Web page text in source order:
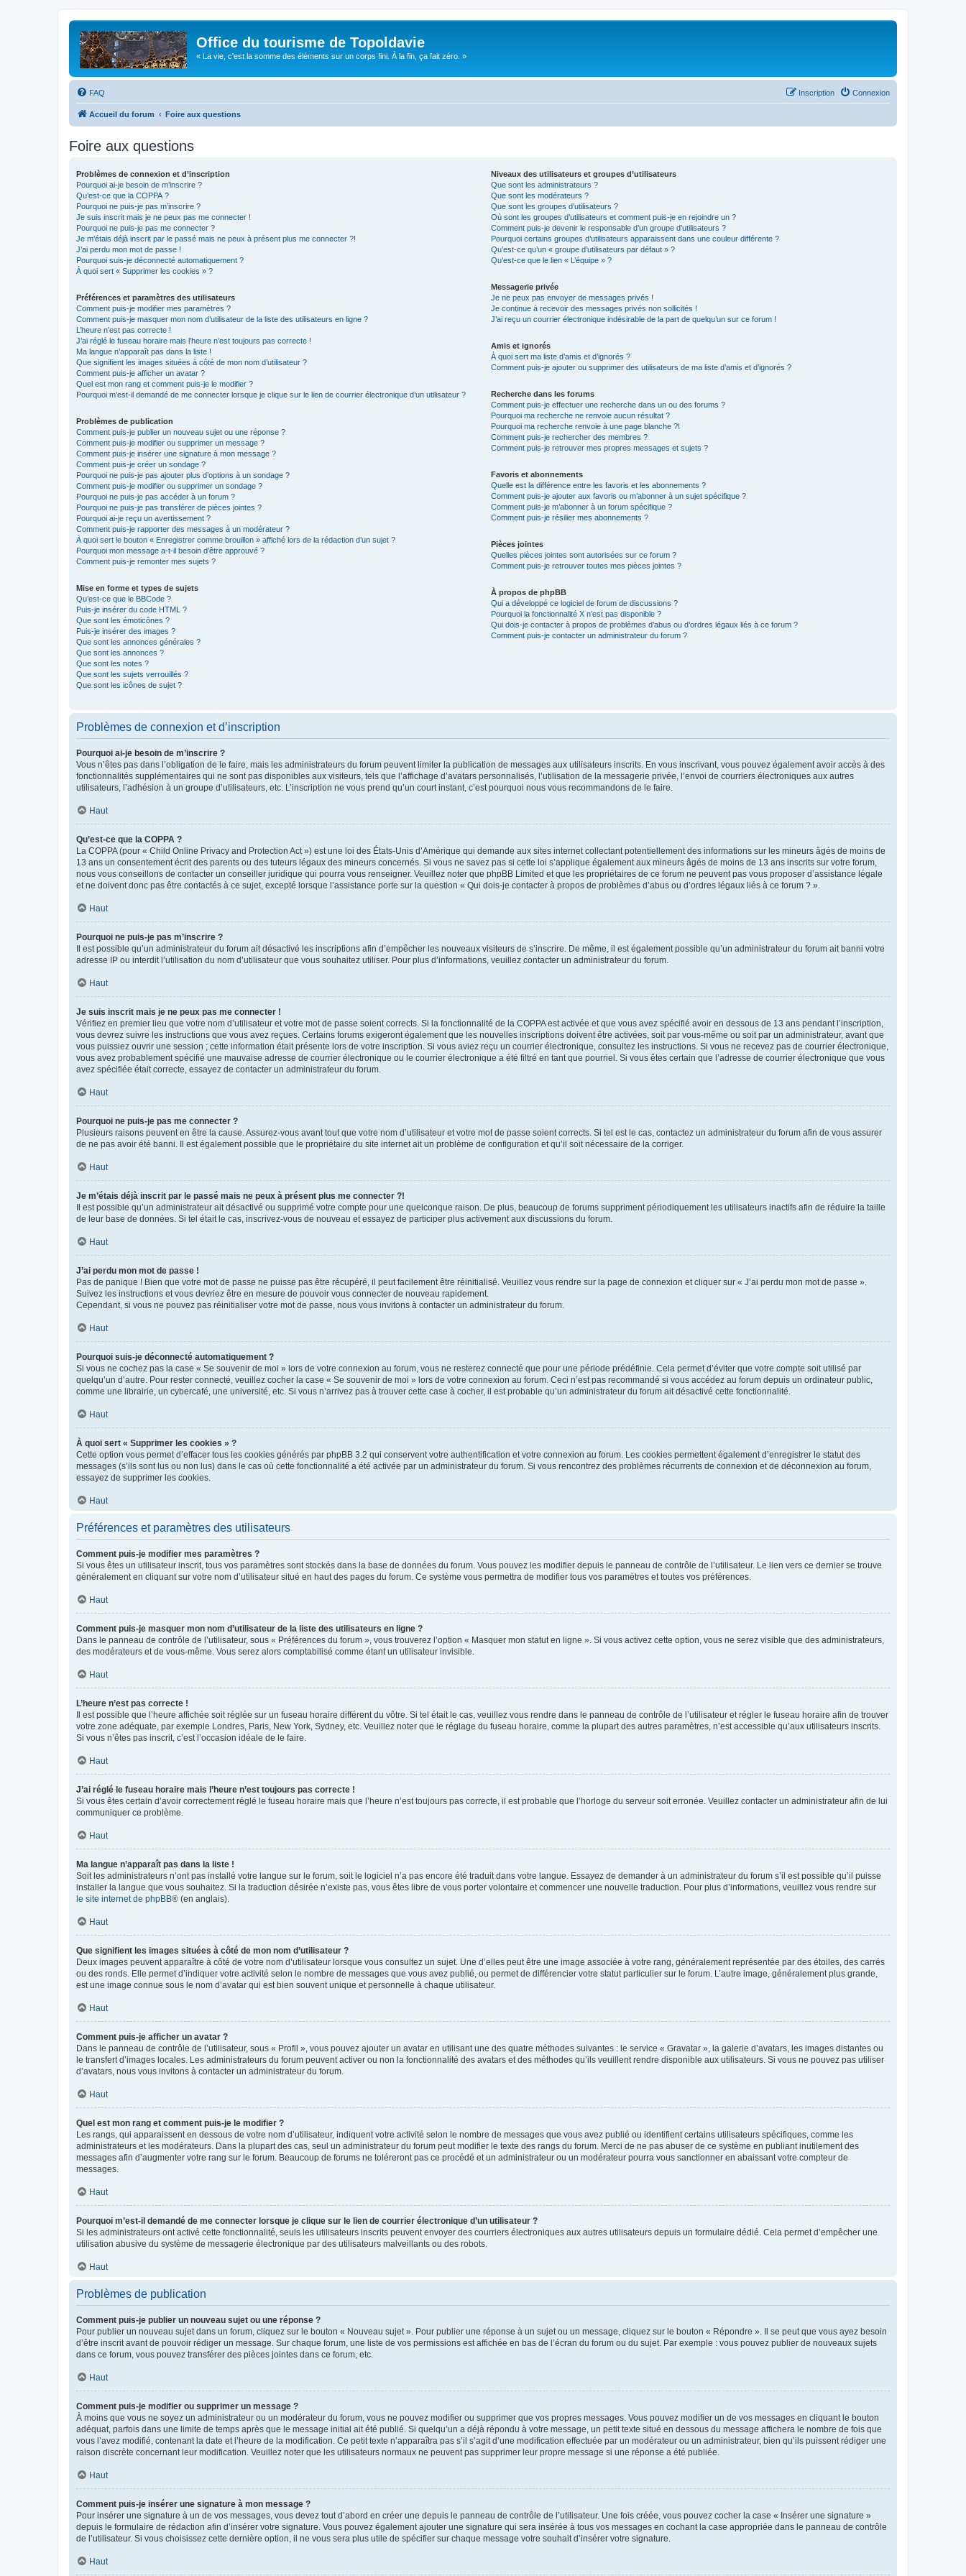
Office du tourisme de Topoldavie
« La vie, c'est la somme des éléments sur un corps fini. À la fin, ça fait zéro. »
FAQ Connexion
Inscription
Accueil du forum Foire aux questions
Foire aux questions
Problèmes de connexion et d’inscription
Pourquoi ai-je besoin de m’inscrire ?
Qu’est-ce que la COPPA ?
Pourquoi ne puis-je pas m’inscrire ?
Je suis inscrit mais je ne peux pas me connecter !
Pourquoi ne puis-je pas me connecter ?
Je m’étais déjà inscrit par le passé mais ne peux à présent plus me connecter ?!
J’ai perdu mon mot de passe !
Pourquoi suis-je déconnecté automatiquement ?
À quoi sert « Supprimer les cookies » ?
Préférences et paramètres des utilisateurs
Comment puis-je modifier mes paramètres ?
Comment puis-je masquer mon nom d’utilisateur de la liste des utilisateurs en ligne ?
L’heure n’est pas correcte !
J’ai réglé le fuseau horaire mais l’heure n’est toujours pas correcte !
Ma langue n’apparaît pas dans la liste !
Que signifient les images situées à côté de mon nom d’utilisateur ?
Comment puis-je afficher un avatar ?
Quel est mon rang et comment puis-je le modifier ?
Pourquoi m’est-il demandé de me connecter lorsque je clique sur le lien de courrier électronique d’un utilisateur ?
Problèmes de publication
Comment puis-je publier un nouveau sujet ou une réponse ?
Comment puis-je modifier ou supprimer un message ?
Comment puis-je insérer une signature à mon message ?
Comment puis-je créer un sondage ?
Pourquoi ne puis-je pas ajouter plus d’options à un sondage ?
Comment puis-je modifier ou supprimer un sondage ?
Pourquoi ne puis-je pas accéder à un forum ?
Pourquoi ne puis-je pas transférer de pièces jointes ?
Pourquoi ai-je reçu un avertissement ?
Comment puis-je rapporter des messages à un modérateur ?
À quoi sert le bouton « Enregistrer comme brouillon » affiché lors de la rédaction d’un sujet ?
Pourquoi mon message a-t-il besoin d’être approuvé ?
Comment puis-je remonter mes sujets ?
Mise en forme et types de sujets
Qu’est-ce que le BBCode ?
Puis-je insérer du code HTML ?
Que sont les émoticônes ?
Puis-je insérer des images ?
Que sont les annonces générales ?
Que sont les annonces ?
Que sont les notes ?
Que sont les sujets verrouillés ?
Que sont les icônes de sujet ?
Niveaux des utilisateurs et groupes d’utilisateurs
Que sont les administrateurs ?
Que sont les modérateurs ?
Que sont les groupes d’utilisateurs ?
Où sont les groupes d’utilisateurs et comment puis-je en rejoindre un ?
Comment puis-je devenir le responsable d’un groupe d’utilisateurs ?
Pourquoi certains groupes d’utilisateurs apparaissent dans une couleur différente ?
Qu’est-ce qu’un « groupe d’utilisateurs par défaut » ?
Qu’est-ce que le lien « L’équipe » ?
Messagerie privée
Je ne peux pas envoyer de messages privés !
Je continue à recevoir des messages privés non sollicités !
J’ai reçu un courrier électronique indésirable de la part de quelqu’un sur ce forum !
Amis et ignorés
À quoi sert ma liste d’amis et d’ignorés ?
Comment puis-je ajouter ou supprimer des utilisateurs de ma liste d’amis et d’ignorés ?
Recherche dans les forums
Comment puis-je effectuer une recherche dans un ou des forums ?
Pourquoi ma recherche ne renvoie aucun résultat ?
Pourquoi ma recherche renvoie à une page blanche ?!
Comment puis-je rechercher des membres ?
Comment puis-je retrouver mes propres messages et sujets ?
Favoris et abonnements
Quelle est la différence entre les favoris et les abonnements ?
Comment puis-je ajouter aux favoris ou m’abonner à un sujet spécifique ?
Comment puis-je m’abonner à un forum spécifique ?
Comment puis-je résilier mes abonnements ?
Pièces jointes
Quelles pièces jointes sont autorisées sur ce forum ?
Comment puis-je retrouver toutes mes pièces jointes ?
À propos de phpBB
Qui a développé ce logiciel de forum de discussions ?
Pourquoi la fonctionnalité X n’est pas disponible ?
Qui dois-je contacter à propos de problèmes d’abus ou d’ordres légaux liés à ce forum ?
Comment puis-je contacter un administrateur du forum ?
Problèmes de connexion et d’inscription
Pourquoi ai-je besoin de m’inscrire ?
Vous n’êtes pas dans l’obligation de le faire, mais les administrateurs du forum peuvent limiter la publication de messages aux utilisateurs inscrits. En vous inscrivant, vous pouvez également avoir accès à des
fonctionnalités supplémentaires qui ne sont pas disponibles aux visiteurs, tels que l’affichage d’avatars personnalisés, l’utilisation de la messagerie privée, l’envoi de courriers électroniques aux autres
utilisateurs, l’adhésion à un groupe d’utilisateurs, etc. L’inscription ne vous prend qu’un court instant, c’est pourquoi nous vous recommandons de le faire.
Haut
Qu’est-ce que la COPPA ?
La COPPA (pour « Child Online Privacy and Protection Act ») est une loi des États-Unis d’Amérique qui demande aux sites internet collectant potentiellement des informations sur les mineurs âgés de moins de
13 ans un consentement écrit des parents ou des tuteurs légaux des mineurs concernés. Si vous ne savez pas si cette loi s’applique également aux mineurs âgés de moins de 13 ans inscrits sur votre forum,
nous vous conseillons de contacter un conseiller juridique qui pourra vous renseigner. Veuillez noter que phpBB Limited et que les propriétaires de ce forum ne peuvent pas vous proposer d’assistance légale
et ne doivent donc pas être contactés à ce sujet, excepté lorsque l’assistance porte sur la question « Qui dois-je contacter à propos de problèmes d’abus ou d’ordres légaux liés à ce forum ? ».
Haut
Pourquoi ne puis-je pas m’inscrire ?
Il est possible qu’un administrateur du forum ait désactivé les inscriptions afin d’empêcher les nouveaux visiteurs de s’inscrire. De même, il est également possible qu’un administrateur du forum ait banni votre
adresse IP ou interdit l’utilisation du nom d’utilisateur que vous souhaitez utiliser. Pour plus d’informations, veuillez contacter un administrateur du forum.
Haut
Je suis inscrit mais je ne peux pas me connecter !
Vérifiez en premier lieu que votre nom d’utilisateur et votre mot de passe soient corrects. Si la fonctionnalité de la COPPA est activée et que vous avez spécifié avoir en dessous de 13 ans pendant l’inscription,
vous devrez suivre les instructions que vous avez reçues. Certains forums exigeront également que les nouvelles inscriptions doivent être activées, soit par vous-même ou soit par un administrateur, avant que
vous puissiez ouvrir une session ; cette information était présente lors de votre inscription. Si vous aviez reçu un courrier électronique, consultez les instructions. Si vous ne recevez pas de courrier électronique,
vous avez probablement spécifié une mauvaise adresse de courrier électronique ou le courrier électronique a été filtré en tant que pourriel. Si vous êtes certain que l’adresse de courrier électronique que vous
avez spécifiée était correcte, essayez de contacter un administrateur du forum.
Haut
Pourquoi ne puis-je pas me connecter ?
Plusieurs raisons peuvent en être la cause. Assurez-vous avant tout que votre nom d’utilisateur et votre mot de passe soient corrects. Si tel est le cas, contactez un administrateur du forum afin de vous assurer
de ne pas avoir été banni. Il est également possible que le propriétaire du site internet ait un problème de configuration et qu’il soit nécessaire de la corriger.
Haut
Je m’étais déjà inscrit par le passé mais ne peux à présent plus me connecter ?!
Il est possible qu’un administrateur ait désactivé ou supprimé votre compte pour une quelconque raison. De plus, beaucoup de forums suppriment périodiquement les utilisateurs inactifs afin de réduire la taille
de leur base de données. Si tel était le cas, inscrivez-vous de nouveau et essayez de participer plus activement aux discussions du forum.
Haut
J’ai perdu mon mot de passe !
Pas de panique ! Bien que votre mot de passe ne puisse pas être récupéré, il peut facilement être réinitialisé. Veuillez vous rendre sur la page de connexion et cliquer sur « J’ai perdu mon mot de passe ».
Suivez les instructions et vous devriez être en mesure de pouvoir vous connecter de nouveau rapidement.
Cependant, si vous ne pouvez pas réinitialiser votre mot de passe, nous vous invitons à contacter un administrateur du forum.
Haut
Pourquoi suis-je déconnecté automatiquement ?
Si vous ne cochez pas la case « Se souvenir de moi » lors de votre connexion au forum, vous ne resterez connecté que pour une période prédéfinie. Cela permet d’éviter que votre compte soit utilisé par
quelqu’un d’autre. Pour rester connecté, veuillez cocher la case « Se souvenir de moi » lors de votre connexion au forum. Ceci n’est pas recommandé si vous accédez au forum depuis un ordinateur public,
comme une librairie, un cybercafé, une université, etc. Si vous n’arrivez pas à trouver cette case à cocher, il est probable qu’un administrateur du forum ait désactivé cette fonctionnalité.
Haut
À quoi sert « Supprimer les cookies » ?
Cette option vous permet d’effacer tous les cookies générés par phpBB 3.2 qui conservent votre authentification et votre connexion au forum. Les cookies permettent également d’enregistrer le statut des
messages (s’ils sont lus ou non lus) dans le cas où cette fonctionnalité a été activée par un administrateur du forum. Si vous rencontrez des problèmes récurrents de connexion et de déconnexion au forum,
essayez de supprimer les cookies.
Haut
Préférences et paramètres des utilisateurs
Comment puis-je modifier mes paramètres ?
Si vous êtes un utilisateur inscrit, tous vos paramètres sont stockés dans la base de données du forum. Vous pouvez les modifier depuis le panneau de contrôle de l’utilisateur. Le lien vers ce dernier se trouve
généralement en cliquant sur votre nom d’utilisateur situé en haut des pages du forum. Ce système vous permettra de modifier tous vos paramètres et toutes vos préférences.
Haut
Comment puis-je masquer mon nom d’utilisateur de la liste des utilisateurs en ligne ?
Dans le panneau de contrôle de l’utilisateur, sous « Préférences du forum », vous trouverez l’option « Masquer mon statut en ligne ». Si vous activez cette option, vous ne serez visible que des administrateurs,
des modérateurs et de vous-même. Vous serez alors comptabilisé comme étant un utilisateur invisible.
Haut
L’heure n’est pas correcte !
Il est possible que l’heure affichée soit réglée sur un fuseau horaire différent du vôtre. Si tel était le cas, veuillez vous rendre dans le panneau de contrôle de l’utilisateur et régler le fuseau horaire afin de trouver
votre zone adéquate, par exemple Londres, Paris, New York, Sydney, etc. Veuillez noter que le réglage du fuseau horaire, comme la plupart des autres paramètres, n’est accessible qu’aux utilisateurs inscrits.
Si vous n’êtes pas inscrit, c’est l’occasion idéale de le faire.
Haut
J’ai réglé le fuseau horaire mais l’heure n’est toujours pas correcte !
Si vous êtes certain d’avoir correctement réglé le fuseau horaire mais que l’heure n’est toujours pas correcte, il est probable que l’horloge du serveur soit erronée. Veuillez contacter un administrateur afin de lui
communiquer ce problème.
Haut
Ma langue n’apparaît pas dans la liste !
Soit les administrateurs n’ont pas installé votre langue sur le forum, soit le logiciel n’a pas encore été traduit dans votre langue. Essayez de demander à un administrateur du forum s’il est possible qu’il puisse
installer la langue que vous souhaitez. Si la traduction désirée n’existe pas, vous êtes libre de vous porter volontaire et commencer une nouvelle traduction. Pour plus d’informations, veuillez vous rendre sur
le site internet de phpBB® (en anglais).
Haut
Que signifient les images situées à côté de mon nom d’utilisateur ?
Deux images peuvent apparaître à côté de votre nom d’utilisateur lorsque vous consultez un sujet. Une d’elles peut être une image associée à votre rang, généralement représentée par des étoiles, des carrés
ou des ronds. Elle permet d’indiquer votre activité selon le nombre de messages que vous avez publié, ou permet de différencier votre statut particulier sur le forum. L’autre image, généralement plus grande,
est une image connue sous le nom d’avatar qui est bien souvent unique et personnelle à chaque utilisateur.
Haut
Comment puis-je afficher un avatar ?
Dans le panneau de contrôle de l’utilisateur, sous « Profil », vous pouvez ajouter un avatar en utilisant une des quatre méthodes suivantes : le service « Gravatar », la galerie d’avatars, les images distantes ou
le transfert d’images locales. Les administrateurs du forum peuvent activer ou non la fonctionnalité des avatars et des méthodes qu’ils veuillent rendre disponible aux utilisateurs. Si vous ne pouvez pas utiliser
d’avatars, nous vous invitons à contacter un administrateur du forum.
Haut
Quel est mon rang et comment puis-je le modifier ?
Les rangs, qui apparaissent en dessous de votre nom d’utilisateur, indiquent votre activité selon le nombre de messages que vous avez publié ou identifient certains utilisateurs spécifiques, comme les
administrateurs et les modérateurs. Dans la plupart des cas, seul un administrateur du forum peut modifier le texte des rangs du forum. Merci de ne pas abuser de ce système en publiant inutilement des
messages afin d’augmenter votre rang sur le forum. Beaucoup de forums ne toléreront pas ce procédé et un administrateur ou un modérateur pourra vous sanctionner en abaissant votre compteur de
messages.
Haut
Pourquoi m’est-il demandé de me connecter lorsque je clique sur le lien de courrier électronique d’un utilisateur ?
Si les administrateurs ont activé cette fonctionnalité, seuls les utilisateurs inscrits peuvent envoyer des courriers électroniques aux autres utilisateurs depuis un formulaire dédié. Cela permet d’empêcher une
utilisation abusive du système de messagerie électronique par des utilisateurs malveillants ou des robots.
Haut
Problèmes de publication
Comment puis-je publier un nouveau sujet ou une réponse ?
Pour publier un nouveau sujet dans un forum, cliquez sur le bouton « Nouveau sujet ». Pour publier une réponse à un sujet ou un message, cliquez sur le bouton « Répondre ». Il se peut que vous ayez besoin
d’être inscrit avant de pouvoir rédiger un message. Sur chaque forum, une liste de vos permissions est affichée en bas de l’écran du forum ou du sujet. Par exemple : vous pouvez publier de nouveaux sujets
dans ce forum, vous pouvez transférer des pièces jointes dans ce forum, etc.
Haut
Comment puis-je modifier ou supprimer un message ?
À moins que vous ne soyez un administrateur ou un modérateur du forum, vous ne pouvez modifier ou supprimer que vos propres messages. Vous pouvez modifier un de vos messages en cliquant le bouton
adéquat, parfois dans une limite de temps après que le message initial ait été publié. Si quelqu’un a déjà répondu à votre message, un petit texte situé en dessous du message affichera le nombre de fois que
vous l’avez modifié, contenant la date et l’heure de la modification. Ce petit texte n’apparaîtra pas s’il s’agit d’une modification effectuée par un modérateur ou un administrateur, bien qu’ils puissent rédiger une
raison discrète concernant leur modification. Veuillez noter que les utilisateurs normaux ne peuvent pas supprimer leur propre message si une réponse a été publiée.
Haut
Comment puis-je insérer une signature à mon message ?
Pour insérer une signature à un de vos messages, vous devez tout d’abord en créer une depuis le panneau de contrôle de l’utilisateur. Une fois créée, vous pouvez cocher la case « Insérer une signature »
depuis le formulaire de rédaction afin d’insérer votre signature. Vous pouvez également ajouter une signature qui sera insérée à tous vos messages en cochant la case appropriée dans le panneau de contrôle
de l’utilisateur. Si vous choisissez cette dernière option, il ne vous sera plus utile de spécifier sur chaque message votre souhait d’insérer votre signature.
Haut